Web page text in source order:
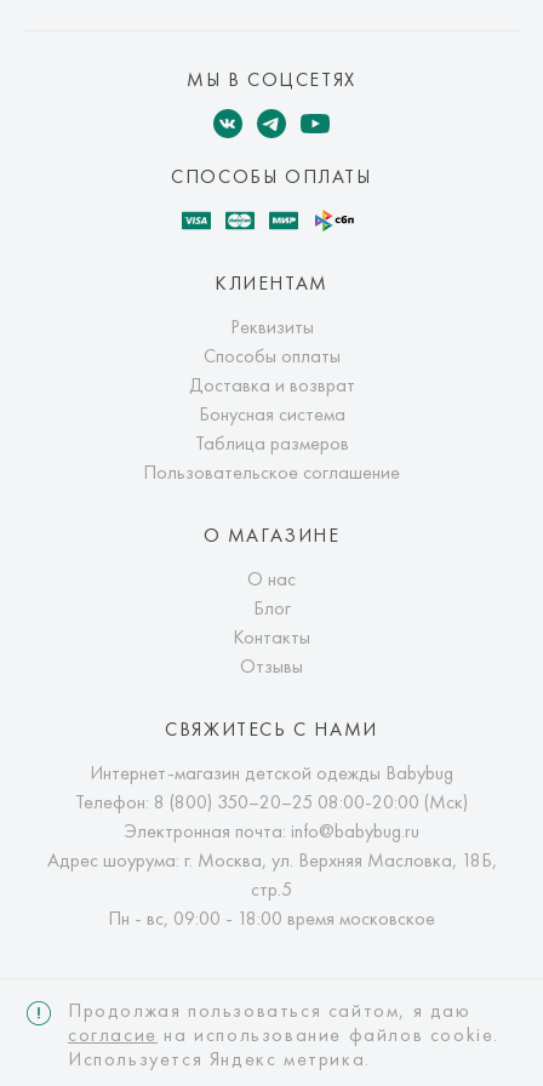
МЫ В СОЦСЕТЯХ
СПОСОБЫ ОПЛАТЫ
КЛИЕНТАМ
Реквизиты
Способы оплаты
Доставка и возврат
Бонусная система
Таблица размеров
Пользовательское соглашение
О МАГАЗИНЕ
О нас
Блог
Контакты
Отзывы
СВЯЖИТЕСЬ С НАМИ
Интернет-магазин детской одежды Babybug
Телефон: 8 (800) 350–20–25 08:00-20:00 (Мск)
Электронная почта: info@babybug.ru
Адрес шоурума: г. Москва, ул. Верхняя Масловка, 18Б,
стр.5
Пн - вс, 09:00 - 18:00 время московское
Продолжая пользоваться сайтом, я даю
согласие на использование файлов cookie.
Используется Яндекс метрика.